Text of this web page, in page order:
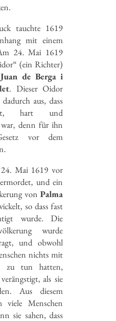
tauchte 1619
mit einem
24. Mai 1619
(ein Richter)
de Berga i
. Dieser Oidor
aus, dass
hart und
war, denn für ihn
vor dem
Mai 1619 vor
und ein
von Palma
so dass fast
wurde. Die
wurde
und obwohl
nichts mit
zu tun hatten,
als sie
Aus diesem
viele Menschen
sie sahen, dass